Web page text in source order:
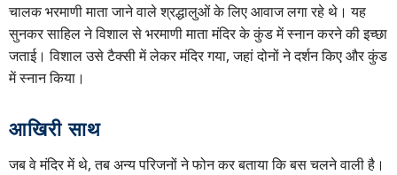
चालक भरमाणी माता जाने वाले श्रद्धालुओं के लिए आवाज लगा रहे थे। यह
सुनकर साहिल ने विशाल से भरमाणी माता मंदिर के कुंड में स्नान करने की इच्छा
जताई। विशाल उसे टैक्सी में लेकर मंदिर गया, जहां दोनों ने दर्शन किए और कुंड
में स्नान किया।
आखिरी साथ
जब वे मंदिर में थे, तब अन्य परिजनों ने फोन कर बताया कि बस चलने वाली है।